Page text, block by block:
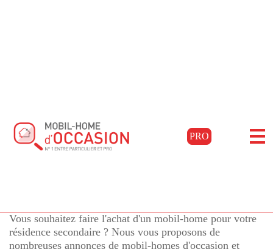
PRO
Mobil-homes d'occasion à
PLOUESCAT, Finistère
Vous souhaitez faire l'achat d'un mobil-home pour votre
résidence secondaire ? Nous vous proposons de
nombreuses annonces de mobil-homes d'occasion et